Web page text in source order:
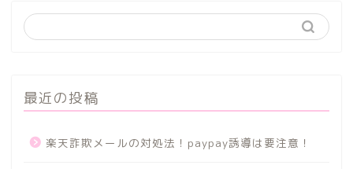
最近の投稿
楽天詐欺メールの対処法！paypay誘導は要注意！